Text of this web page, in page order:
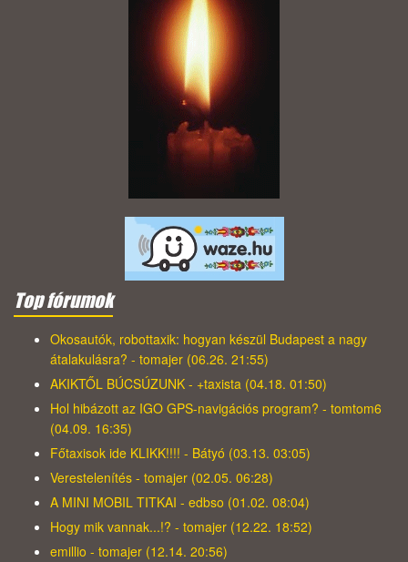
Top fórumok
Okosautók, robottaxik: hogyan készül Budapest a nagy
átalakulásra? - tomajer (06.26. 21:55)
AKIKTŐL BÚCSÚZUNK - +taxista (04.18. 01:50)
Hol hibázott az IGO GPS-navigációs program? - tomtom6
(04.09. 16:35)
Főtaxisok ide KLIKK!!!! - Bátyó (03.13. 03:05)
Verestelenítés - tomajer (02.05. 06:28)
A MINI MOBIL TITKAI - edbso (01.02. 08:04)
Hogy mik vannak...!? - tomajer (12.22. 18:52)
emillio - tomajer (12.14. 20:56)